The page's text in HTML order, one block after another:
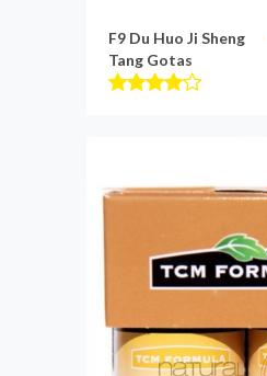
F9 Du Huo Ji Sheng
Tang Gotas